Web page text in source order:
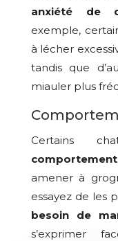
anxiété de
exemple,
à lécher
tandis que
miauler plus
Certains
amener à
essayez de les
besoin de
s’exprimer